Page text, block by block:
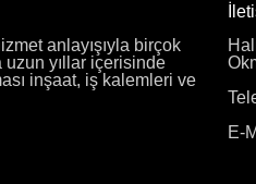
anlayışıyla birçok
uzun yıllar içerisinde
inşaat, iş kalemleri ve
E-